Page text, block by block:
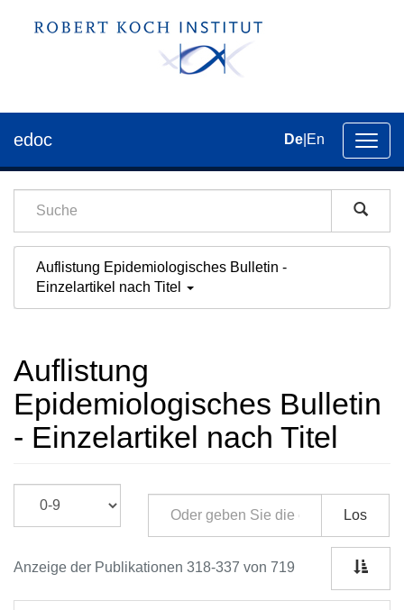
der
edoc De En
Auflistung Epidemiologisches Bulletin -
Einzelartikel nach Titel
Auflistung
Epidemiologisches Bulletin
- Einzelartikel nach Titel
Los
Anzeige der Publikationen 318-337 von 719